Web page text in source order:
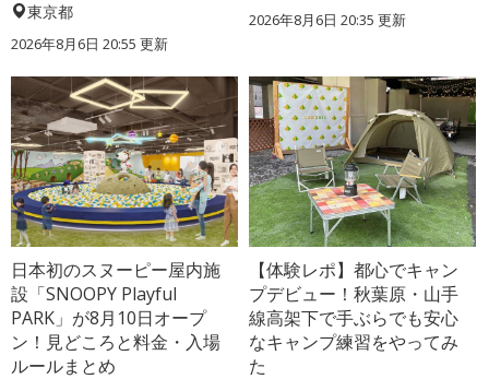
東京都
2026年8月6日 20:55 更新
2026年8月6日 20:35 更新
日本初のスヌーピー屋内施
設「SNOOPY Playful
PARK」が8月10日オープ
ン！見どころと料金・入場
ルールまとめ
【体験レポ】都心でキャン
プデビュー！秋葉原・山手
線高架下で手ぶらでも安心
なキャンプ練習をやってみ
た